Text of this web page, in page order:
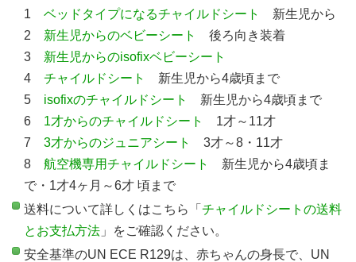
1 ベッドタイプになるチャイルドシート
新生児から
2 新生児からのベビーシート
後ろ向き装着
3 新生児からのisofixベビーシート
4 チャイルドシート
新生児から4歳頃まで
5 isofixのチャイルドシート
新生児から4歳頃まで
6 1才からのチャイルドシート
1才～11才
7 3才からのジュニアシート
3才～8・11才
8 航空機専用チャイルドシート
新生児から4歳頃ま
で・1才4ヶ月～6才 頃まで
送料について詳しくはこちら「 チャイルドシートの送料
とお支払方法 」をご確認ください。
安全基準のUN ECE R129は、赤ちゃんの身長で、UN